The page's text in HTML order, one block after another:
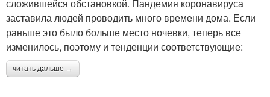
сложившейся обстановкой. Пандемия коронавируса
заставила людей проводить много времени дома. Если
раньше это было больше место ночевки, теперь все
изменилось, поэтому и тенденции соответствующие:
читать дальше →